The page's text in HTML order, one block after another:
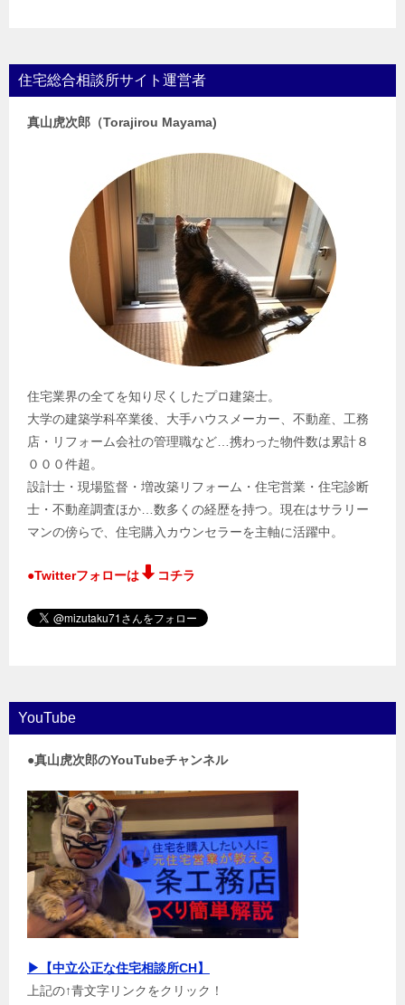
住宅総合相談所サイト運営者
真山虎次郎（Torajirou Mayama)
住宅業界の全てを知り尽くしたプロ建築士。
大学の建築学科卒業後、大手ハウスメーカー、不動産、工務
店・リフォーム会社の管理職など…携わった物件数は累計８
０００件超。
設計士・現場監督・増改築リフォーム・住宅営業・住宅診断
士・不動産調査ほか…数多くの経歴を持つ。現在はサラリー
マンの傍らで、住宅購入カウンセラーを主軸に活躍中。
●Twitterフォローは コチラ
YouTube
●真山虎次郎のYouTubeチャンネル
▶【中立公正な住宅相談所CH】
上記の↑青文字リンクをクリック！